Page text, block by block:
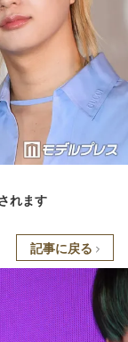
れます
記事に戻る